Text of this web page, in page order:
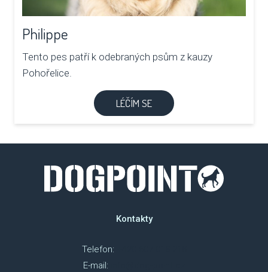
Philippe
Tento pes patří k odebraných psům z kauzy
Pohořelice.
LÉČÍM SE
Kontakty
Telefon:
E-mail: